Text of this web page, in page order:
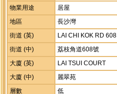
物業用途
居屋
地區
長沙灣
街道 (英)
LAI CHI KOK RD 608
街道 (中)
荔枝角道608號
大廈 (英)
LAI TSUI COURT
大廈 (中)
麗翠苑
層數
低